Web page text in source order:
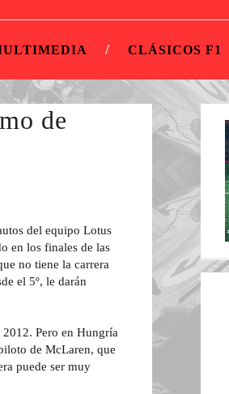
CLÁSICOS F1
de
del equipo Lotus
en los finales de las
no tiene la carrera
el 5º, le darán
Pero en Hungría
de McLaren, que
puede ser muy